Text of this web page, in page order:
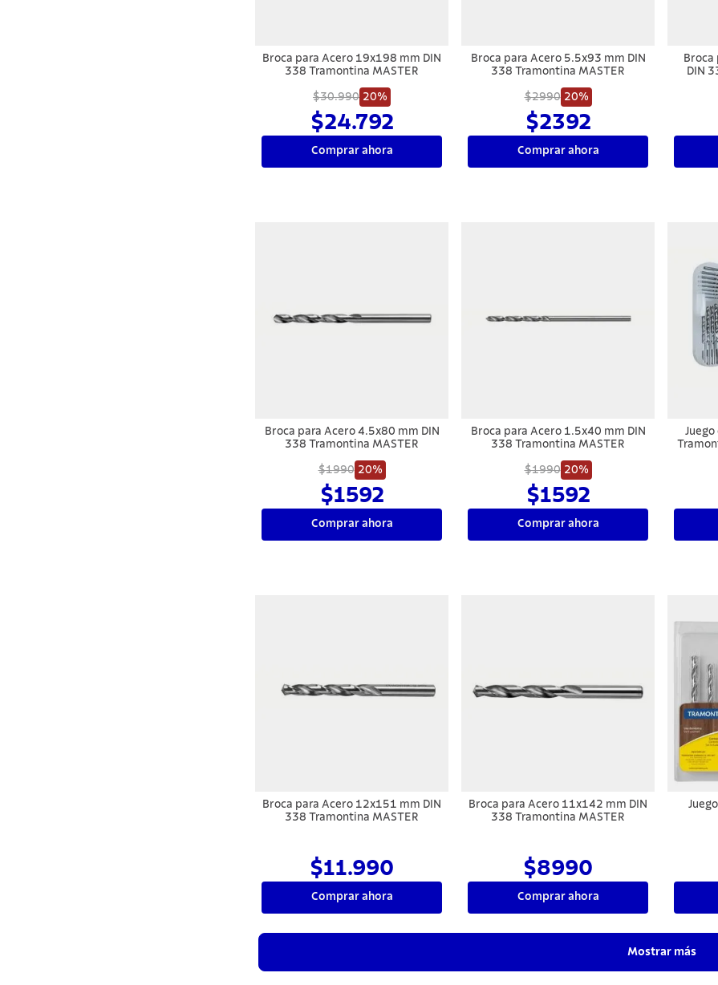
Broca para Acero 19x198 mm DIN
338 Tramontina MASTER
$30.990 20%
$24.792
Comprar ahora
Broca para Acero 5.5x93 mm DIN
338 Tramontina MASTER
$2990 20%
$2392
Comprar ahora
Broca
DIN
Broca para Acero 4.5x80 mm DIN
338 Tramontina MASTER
$1990 20%
$1592
Comprar ahora
Broca para Acero 1.5x40 mm DIN
338 Tramontina MASTER
$1990 20%
$1592
Comprar ahora
Broca para Acero 12x151 mm DIN
338 Tramontina MASTER
$11.990
Comprar ahora
Broca para Acero 11x142 mm DIN
338 Tramontina MASTER
$8990
Comprar ahora
Mostrar más